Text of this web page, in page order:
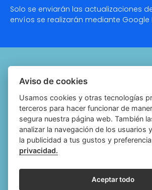
Solo se enviarán las actualizaciones
envíos se realizarán mediante Google
Política de cookies
Política de privacidad
Aviso legal
Configurar cookies
Aviso de cookies
Usamos cookies y otras tecnologías
terceros para hacer funcionar de
segura nuestra página web. También
analizar la navegación de los usuarios
la publicidad a tus gustos y
privacidad.
Aceptar todo